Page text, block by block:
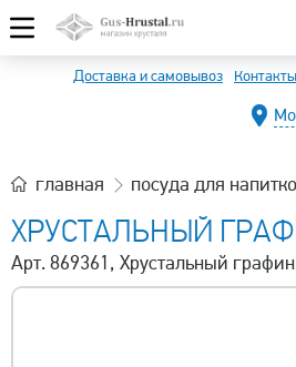
Доставка и самовывоз Контакты
главная посуда для
ХРУСТАЛЬНЫЙ
Арт. 869361, Хрустальный